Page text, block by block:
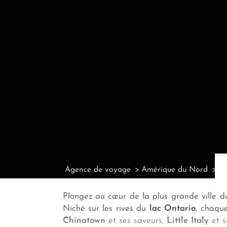
Agence de voyage Amérique du Nord
Plongez au cœur de la plus grande ville
Niché sur les rives du
lac Ontario,
Chinatown et ses saveurs, Little Italy et